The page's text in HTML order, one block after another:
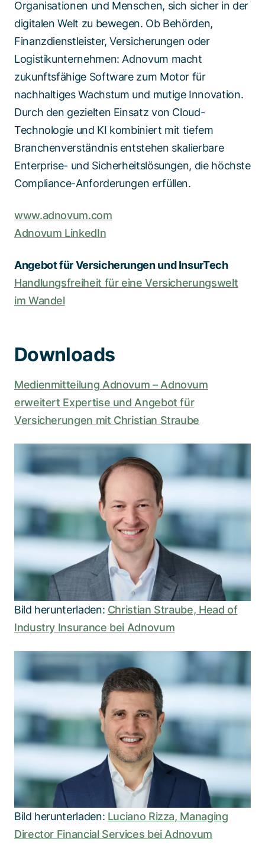
Organisationen und Menschen, sich sicher in der
digitalen Welt zu bewegen. Ob Behörden,
Finanzdienstleister, Versicherungen oder
Logistikunternehmen: Adnovum macht
zukunftsfähige Software zum Motor für
nachhaltiges Wachstum und mutige Innovation.
Durch den gezielten Einsatz von Cloud-
Technologie und KI kombiniert mit tiefem
Branchenverständnis entstehen skalierbare
Enterprise- und Sicherheitslösungen, die höchste
Compliance-Anforderungen erfüllen.
www.adnovum.com
Adnovum LinkedIn
Angebot für Versicherungen und InsurTech
Handlungsfreiheit für eine Versicherungswelt
im Wandel
Downloads
Medienmitteilung Adnovum – Adnovum
erweitert Expertise und Angebot für
Versicherungen mit Christian Straube
Bild herunterladen: Christian Straube, Head of
Industry Insurance bei Adnovum
Bild herunterladen: Luciano Rizza, Managing
Director Financial Services bei Adnovum